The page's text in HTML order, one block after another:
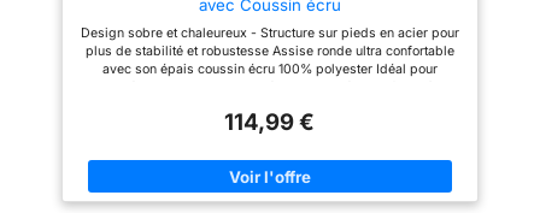
rayures. Investissez dans la
votre mobilier de jardin. À
PORTÉE DE MAIN : PRATICITÉ
ABSOLUE - Profitez de la
intégrée à votre chaise longue
pour votre boisson et votre
téléphone portable, elle vous
permet de garder vos
avec Coussin écru
Design sobre et chaleureux - Structure sur pieds en acier pour
plus de stabilité et robustesse Assise ronde ultra confortable
avec son épais coussin écru 100% polyester Idéal pour
décoration ultra tendance Dimensions hors tout : L.102x l. 94 x
polyrotin
114,99 €